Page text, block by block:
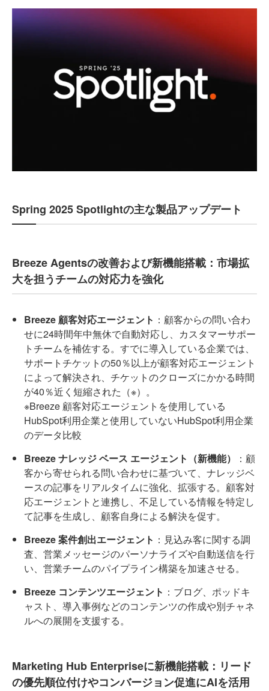
Spring 2025 Spotlightの主な製品アップデート
Breeze Agentsの改善および新機能搭載：市場拡
大を担うチームの対応力を強化
Breeze 顧客対応エージェント ：顧客からの問い合わ
せに24時間年中無休で自動対応し、カスタマーサポー
トチームを補佐する。すでに導入している企業では、
サポートチケットの50％以上が顧客対応エージェント
によって解決され、チケットのクローズにかかる時間
が40％近く短縮された（※）。
※Breeze 顧客対応エージェントを使用している
HubSpot利用企業と使用していないHubSpot利用企業
のデータ比較
Breeze ナレッジ ベース エージェント（新機能）
：顧
客から寄せられる問い合わせに基づいて、ナレッジベ
ースの記事をリアルタイムに強化、拡張する。顧客対
応エージェントと連携し、不足している情報を特定し
て記事を生成し、顧客自身による解決を促す。
Breeze 案件創出エージェント ：見込み客に関する調
査、営業メッセージのパーソナライズや自動送信を行
い、営業チームのパイプライン構築を加速させる。
Breeze コンテンツエージェント ：ブログ、ポッドキ
ャスト、導入事例などのコンテンツの作成や別チャネ
ルへの展開を支援する。
Marketing Hub Enterpriseに新機能搭載：リード
の優先順位付けやコンバージョン促進にAIを活用